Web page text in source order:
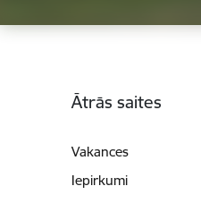
Ātrās saites
Vakances
Iepirkumi